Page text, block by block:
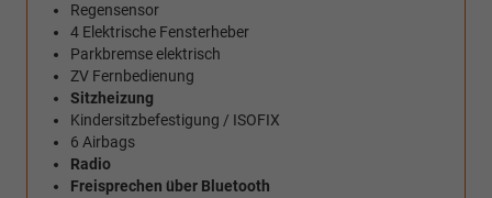
Regensensor
4 Elektrische Fensterheber
Parkbremse elektrisch
ZV Fernbedienung
Sitzheizung
Kindersitzbefestigung / ISOFIX
6 Airbags
Radio
Freisprechen über Bluetooth